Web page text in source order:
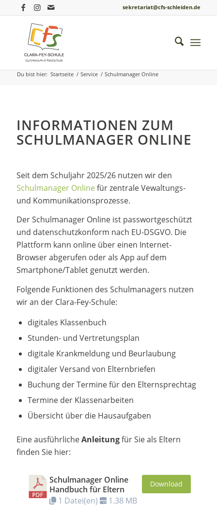
sekretariat@cfs-schleiden.de
Schulmanager Online
Du bist hier: Startseite / Service / Schulmanager Online
INFORMATIONEN ZUM
SCHULMANAGER ONLINE
Seit dem Schuljahr 2025/26 nutzen wir den
Schulmanager Onlinefür zentrale Vewaltungs-
und Kommunikationsprozesse.
Der Schulmanager Online ist passwortgeschützt
und datenschutzkonform nach EU-DSGVO. Die
Plattform kann online über einen Internet-
Browser abgerufen oder als App auf dem
Smartphone/Tablet genutzt werden.
Folgende Funktionen des Schulmanagers nutzen
wir an der Clara-Fey-Schule:
digitales Klassenbuch
Stunden- und Vertretungsplan
digitale Krankmeldung und Beurlaubung
digitaler Versand von Elternbriefen
Buchung der Termine für den Elternsprechtag
Termine der Klassenarbeiten
Übersicht über die Hausaufgaben
Eine ausführlicheAnleitungfür Sie als Eltern
finden Sie hier:
Schulmanager Online
Handbuch für Eltern
1 Datei(en)
1.38 MB
Download